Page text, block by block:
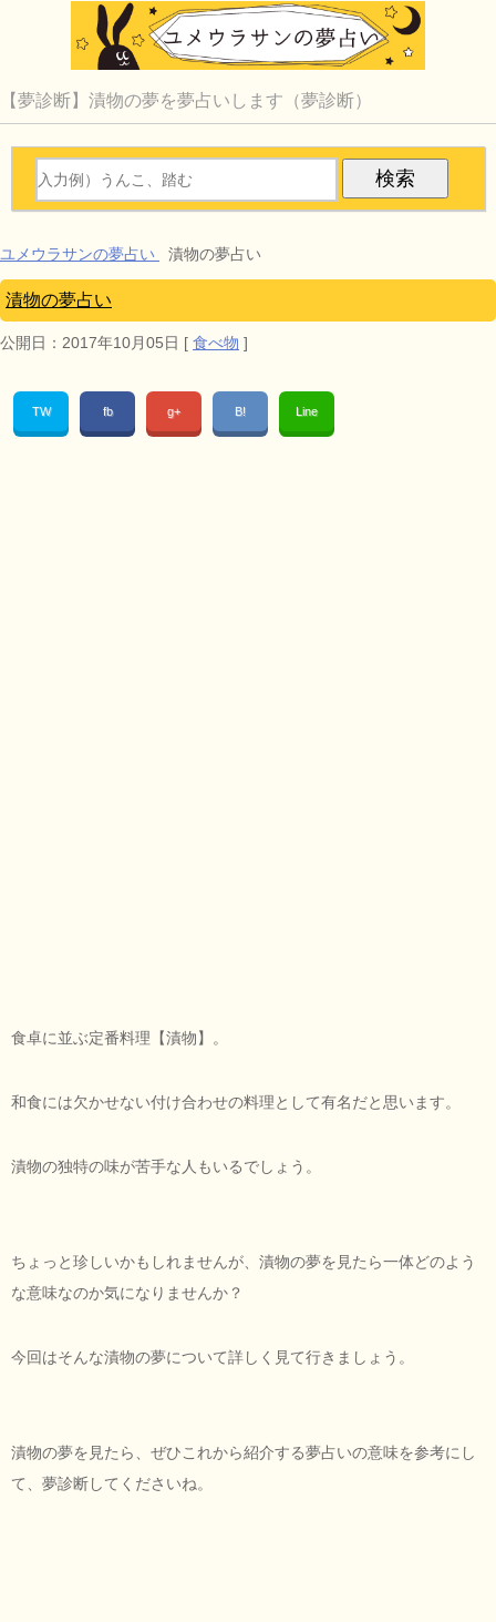
【夢診断】漬物の夢を夢占いします（夢診断）
ユメウラサンの夢占い 漬物の夢占い
漬物の夢占い
公開日： 2017年10月05日 [ 食べ物 ]
TW fb g+ B! Line
食卓に並ぶ定番料理【漬物】。
和食には欠かせない付け合わせの料理として有名だと思います。
漬物の独特の味が苦手な人もいるでしょう。
ちょっと珍しいかもしれませんが、漬物の夢を見たら一体どのよう
な意味なのか気になりませんか？
今回はそんな漬物の夢について詳しく見て行きましょう。
漬物の夢を見たら、ぜひこれから紹介する夢占いの意味を参考にし
て、夢診断してくださいね。